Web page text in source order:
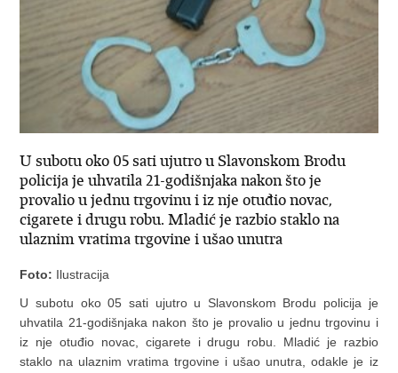
U subotu oko 05 sati ujutro u Slavonskom Brodu
policija je uhvatila 21-godišnjaka nakon što je
provalio u jednu trgovinu i iz nje otuđio novac,
cigarete i drugu robu. Mladić je razbio staklo na
ulaznim vratima trgovine i ušao unutra
Foto: Ilustracija
U subotu oko 05 sati ujutro u Slavonskom Brodu policija je
uhvatila 21-godišnjaka nakon što je provalio u jednu trgovinu i
iz nje otuđio novac, cigarete i drugu robu. Mladić je razbio
staklo na ulaznim vratima trgovine i ušao unutra, odakle je iz